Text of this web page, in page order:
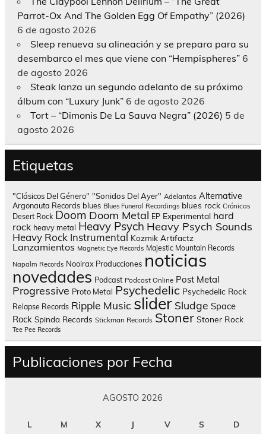
Parrot-Ox And The Golden Egg Of Empathy” (2026)
6 de agosto 2026
Sleep renueva su alineación y se prepara para su
desembarco el mes que viene con “Hempispheres” 6
de agosto 2026
Steak lanza un segundo adelanto de su próximo
álbum con “Luxury Junk” 6 de agosto 2026
Tort – “Dimonis De La Sauva Negra” (2026) 5 de
agosto 2026
Etiquetas
"Clásicos Del Género" "Sonidos Del Ayer" Adelantos Alternative
Argonauta Records blues Blues Funeral Recordings blues rock Crónicas
Desert Rock Doom Doom Metal EP Experimental hard
rock heavy metal Heavy Psych Heavy Psych Sounds
Heavy Rock Instrumental Kozmik Artifactz
Lanzamientos Magnetic Eye Records Majestic Mountain Records
Napalm Records Nooirax Producciones noticias
novedades Podcast Podcast Online Post Metal
Progressive Proto Metal Psychedelic Psychedelic Rock
Relapse Records Ripple Music slider Sludge Space
Rock Spinda Records Stickman Records Stoner Stoner Rock
Tee Pee Records
Publicaciones por Fecha
AGOSTO 2026
L M X J V S D